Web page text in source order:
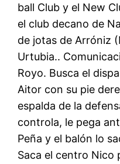
ball Club y el New
el club decano de
de jotas de Arróniz
Urtubia..
Royo. Busca el
Aitor con su pie
espalda de la
controla, le pega
Peña y el balón lo
Saca el centro Nico